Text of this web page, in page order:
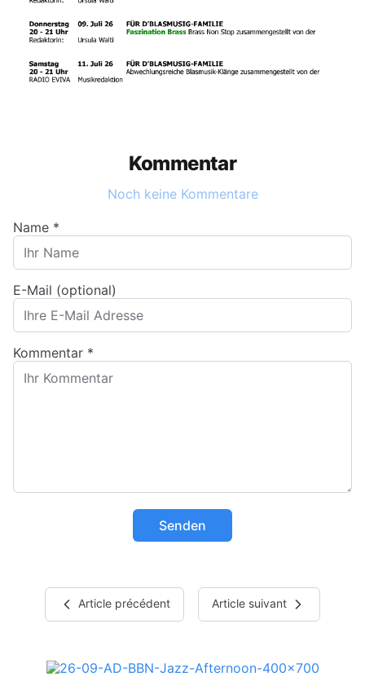
Kommentar
Noch keine Kommentare
Name *
E-Mail (optional)
Kommentar *
Senden
Article précédent Article suivant